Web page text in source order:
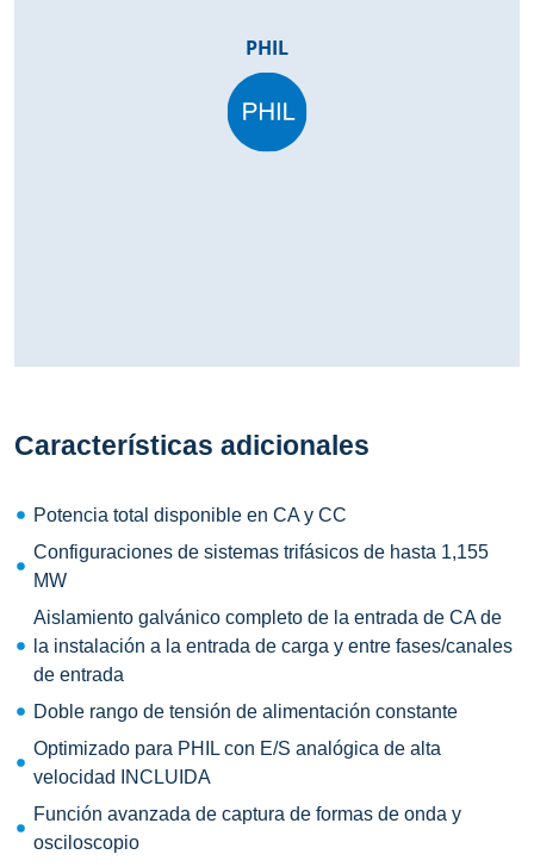
PHIL
Características adicionales
Potencia total disponible en CA y CC
Configuraciones de sistemas trifásicos de hasta 1,155
MW
Aislamiento galvánico completo de la entrada de CA de
la instalación a la entrada de carga y entre fases/canales
de entrada
Doble rango de tensión de alimentación constante
Optimizado para PHIL con E/S analógica de alta
velocidad INCLUIDA
Función avanzada de captura de formas de onda y
osciloscopio